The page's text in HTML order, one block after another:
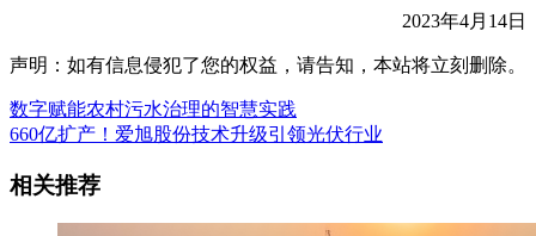
2023年4月14日
声明：如有信息侵犯了您的权益，请告知，本站将立刻删除。
数字赋能农村污水治理的智慧实践
660亿扩产！爱旭股份技术升级引领光伏行业
相关推荐